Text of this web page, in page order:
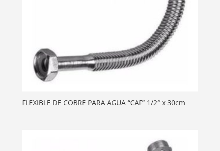
FLEXIBLE DE COBRE PARA AGUA “CAF” 1/2″ x 30cm